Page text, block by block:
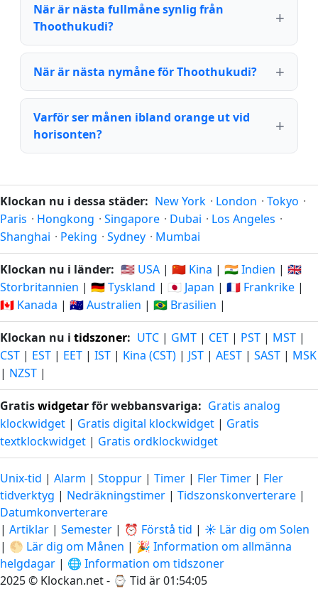
När är nästa fullmåne synlig från
Thoothukudi?
När är nästa nymåne för Thoothukudi?
Varför ser månen ibland orange ut vid
horisonten?
Klockan nu i dessa städer: New York · London · Tokyo ·
Paris · Hongkong · Singapore · Dubai · Los Angeles ·
Shanghai · Peking · Sydney · Mumbai
Klockan nu i länder: 🇺🇸 USA | 🇨🇳 Kina | 🇮🇳 Indien | 🇬🇧
Storbritannien | 🇩🇪 Tyskland | 🇯🇵 Japan | 🇫🇷 Frankrike |
🇨🇦 Kanada | 🇦🇺 Australien | 🇧🇷 Brasilien |
Klockan nu i tidszoner: UTC | GMT | CET | PST | MST |
CST | EST | EET | IST | Kina (CST) | JST | AEST | SAST | MSK
| NZST |
Gratiswidgetarför webbansvariga: Gratis analog
klockwidget | Gratis digital klockwidget | Gratis
textklockwidget | Gratis ordklockwidget
Unix-tid | Alarm | Stoppur | Timer | Fler Timer | Fler
tidverktyg | Nedräkningstimer | Tidszonskonverterare |
Datumkonverterare
| Artiklar | Semester | ⏰ Förstå tid | ☀️ Lär dig om Solen
| 🌕 Lär dig om Månen | 🎉 Information om allmänna
helgdagar | 🌐 Information om tidszoner
2025 © Klockan.net - ⌚ Tid är 01:54:06